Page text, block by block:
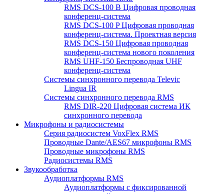
RMS DCS-100 B Цифровая проводная
конференц-система
RMS DCS-100 P Цифровая проводная
конференц-система. Проектная версия
RMS DCS-150 Цифровая проводная
конференц-система нового поколения
RMS UHF-150 Беспроводная UHF
конференц-система
Системы синхронного перевода Televic
Lingua IR
Системы синхронного перевода RMS
RMS DIR-220 Цифровая система ИК
синхронного перевода
Микрофоны и радиосистемы
Серия радиосистем VoxFlex RMS
Проводные Dante/AES67 микрофоны RMS
Проводные микрофоны RMS
Радиосистемы RMS
Звукообработка
Аудиоплатформы RMS
Аудиоплатформы с фиксированной